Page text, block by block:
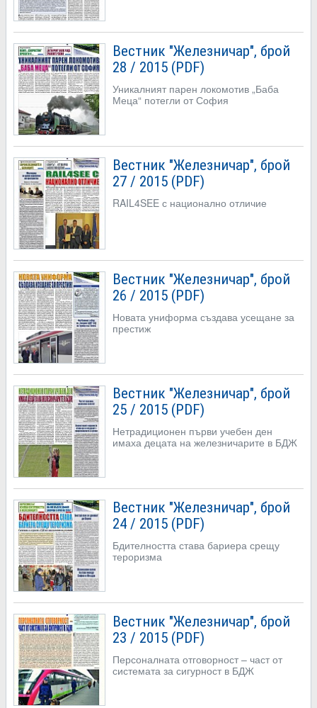
Вестник "Железничар", брой
28 / 2015 (PDF)
Уникалният парен локомотив „Баба
Меца“ потегли от София
Вестник "Железничар", брой
27 / 2015 (PDF)
RAIL4SEE с национално отличие
Вестник "Железничар", брой
26 / 2015 (PDF)
Новата униформа създава усещане за
престиж
Вестник "Железничар", брой
25 / 2015 (PDF)
Нетрадиционен първи учебен ден
имаха децата на железничарите в БДЖ
Вестник "Железничар", брой
24 / 2015 (PDF)
Бдителността става бариера срещу
тероризма
Вестник "Железничар", брой
23 / 2015 (PDF)
Персоналната отговорност – част от
системата за сигурност в БДЖ